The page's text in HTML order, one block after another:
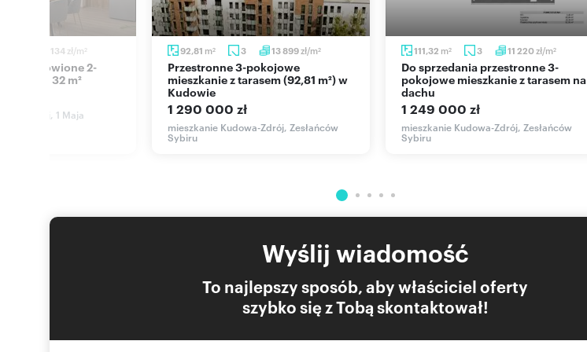
10 134 zł/m 2
32 m²
Zdrój, 1 Maja
92,81 m2 3 13 899zł/m2
Przestronne 3-pokojowe
mieszkanie z tarasem (92,81 m²) w
Kudowie
1 290 000 zł
mieszkanie Kudowa-Zdrój, Zesłańców
Sybiru
111,32 m2 3 11 220zł/m2
Do sprzedania przestronne 3-
pokojowe mieszkanie z tarasem na
dachu
1 249 000 zł
mieszkanie Kudowa-Zdrój, Zesłańców
Sybiru
Wyślij wiadomość
To najlepszy sposób, aby właściciel oferty
szybko się z Tobą skontaktował!